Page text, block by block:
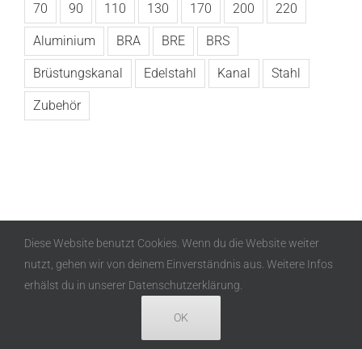
70 90 110 130 170 200 220
Aluminium BRA BRE BRS
Brüstungskanal Edelstahl Kanal Stahl
Zubehör
Copyright
Datenschutz|Impressum
Diese Website benutzt Cookies. Wenn du die Website weiter
nutzt, gehen wir von deinem Einverständnis aus. Weitere Infos
erhälst du in unserer Datenschutzerklärung.
OK